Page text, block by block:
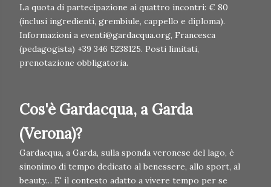
La quota di partecipazione ai quattro incontri: € 80
(inclusi ingredienti, grembiule, cappello e diploma).
Informazioni a eventi@gardacqua.org, Francesca
(pedagogista) +39 346 5238125. Posti limitati,
prenotazione obbligatoria.
Cos'è Gardacqua, a Garda
(Verona)?
Gardacqua, a Garda, sulla sponda veronese del lago, è
sinonimo di tempo dedicato al benessere, allo sport, al
beauty… E' il contesto adatto a vivere tempo per se